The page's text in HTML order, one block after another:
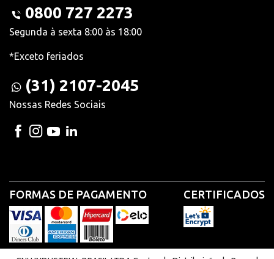
0800 727 2273
Segunda à sexta 8:00 às 18:00
*Exceto feriados
(31) 2107-2045
Nossas Redes Sociais
FORMAS DE PAGAMENTO CERTIFICADOS